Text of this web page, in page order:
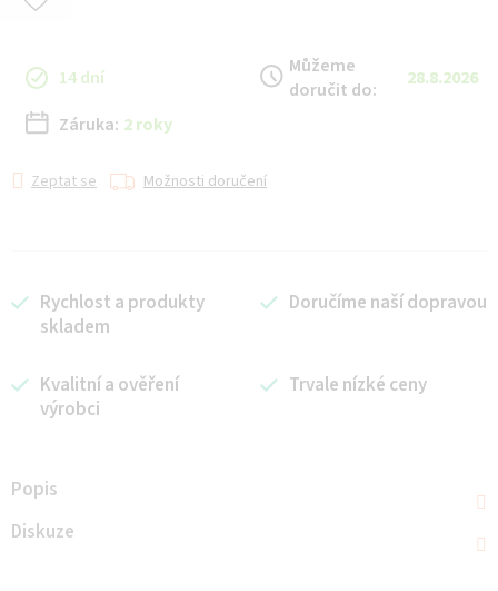
14 dní
Můžeme
doručit do:
28.8.2026
Záruka: 2 roky
Zeptat se Možnosti doručení
Rychlost a produkty
skladem
Doručíme naší dopravou
Kvalitní a ověření
výrobci
Trvale nízké ceny
Popis
Diskuze